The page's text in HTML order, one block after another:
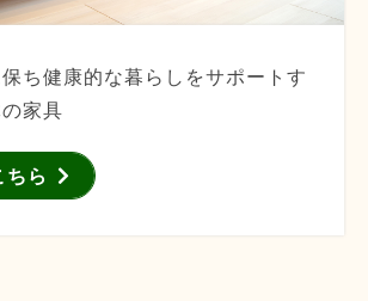
ち健康的な暮らしをサポートす
家具
ちら